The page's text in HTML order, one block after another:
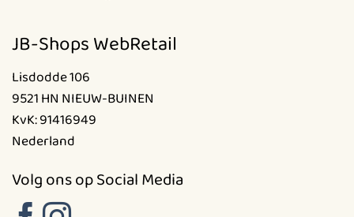
JB-Shops WebRetail
Lisdodde 106
9521 HN NIEUW-BUINEN
KvK: 91416949
Nederland
Volg ons op Social Media